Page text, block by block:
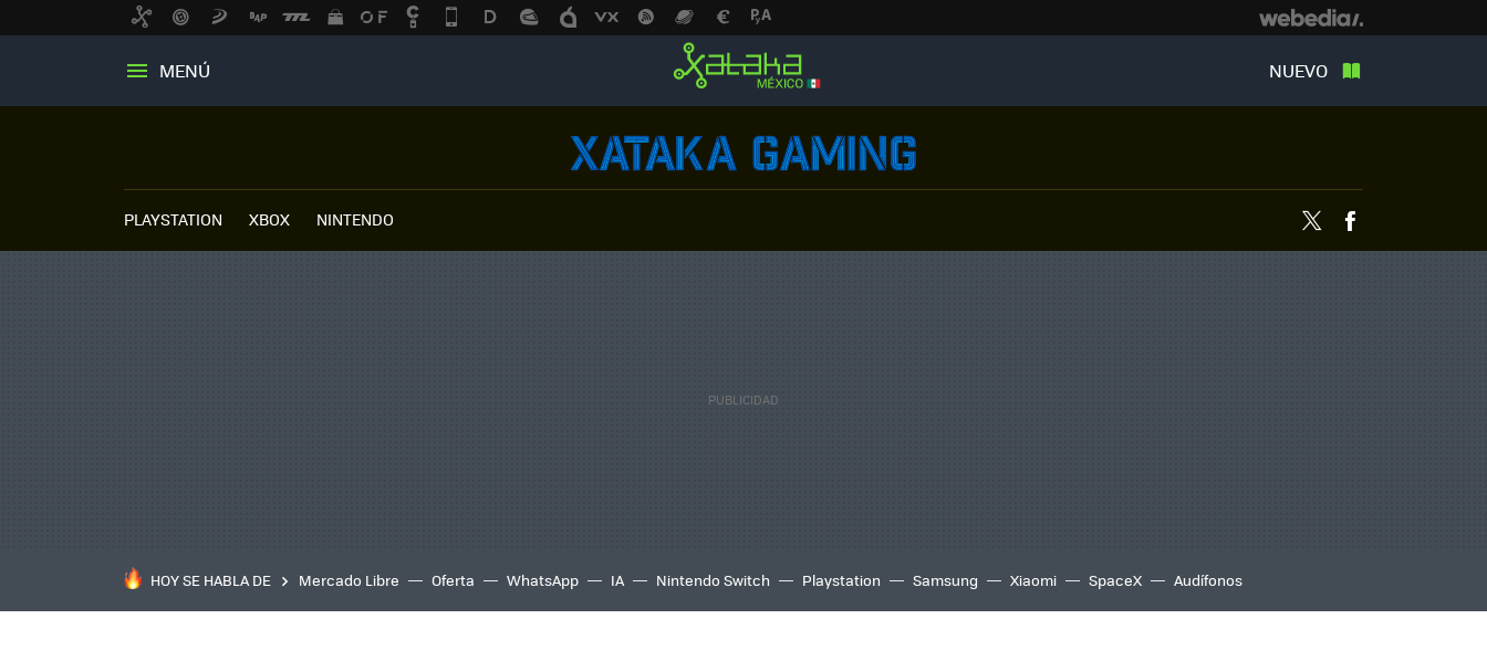
MENÚ NUEVO
PLAYSTATION XBOX NINTENDO Twitter
HOY SE HABLA DE Mercado Libre Oferta WhatsApp IA Nintendo Switch Playstation Samsung Xiaomi SpaceX Audífonos